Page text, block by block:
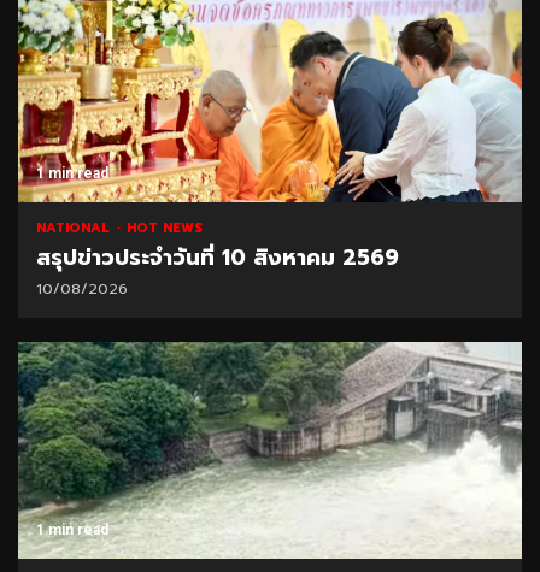
1 min read
NATIONAL HOT NEWS
สรุปข่าวประจำวันที่ 10 สิงหาคม 2569
10/08/2026
1 min read